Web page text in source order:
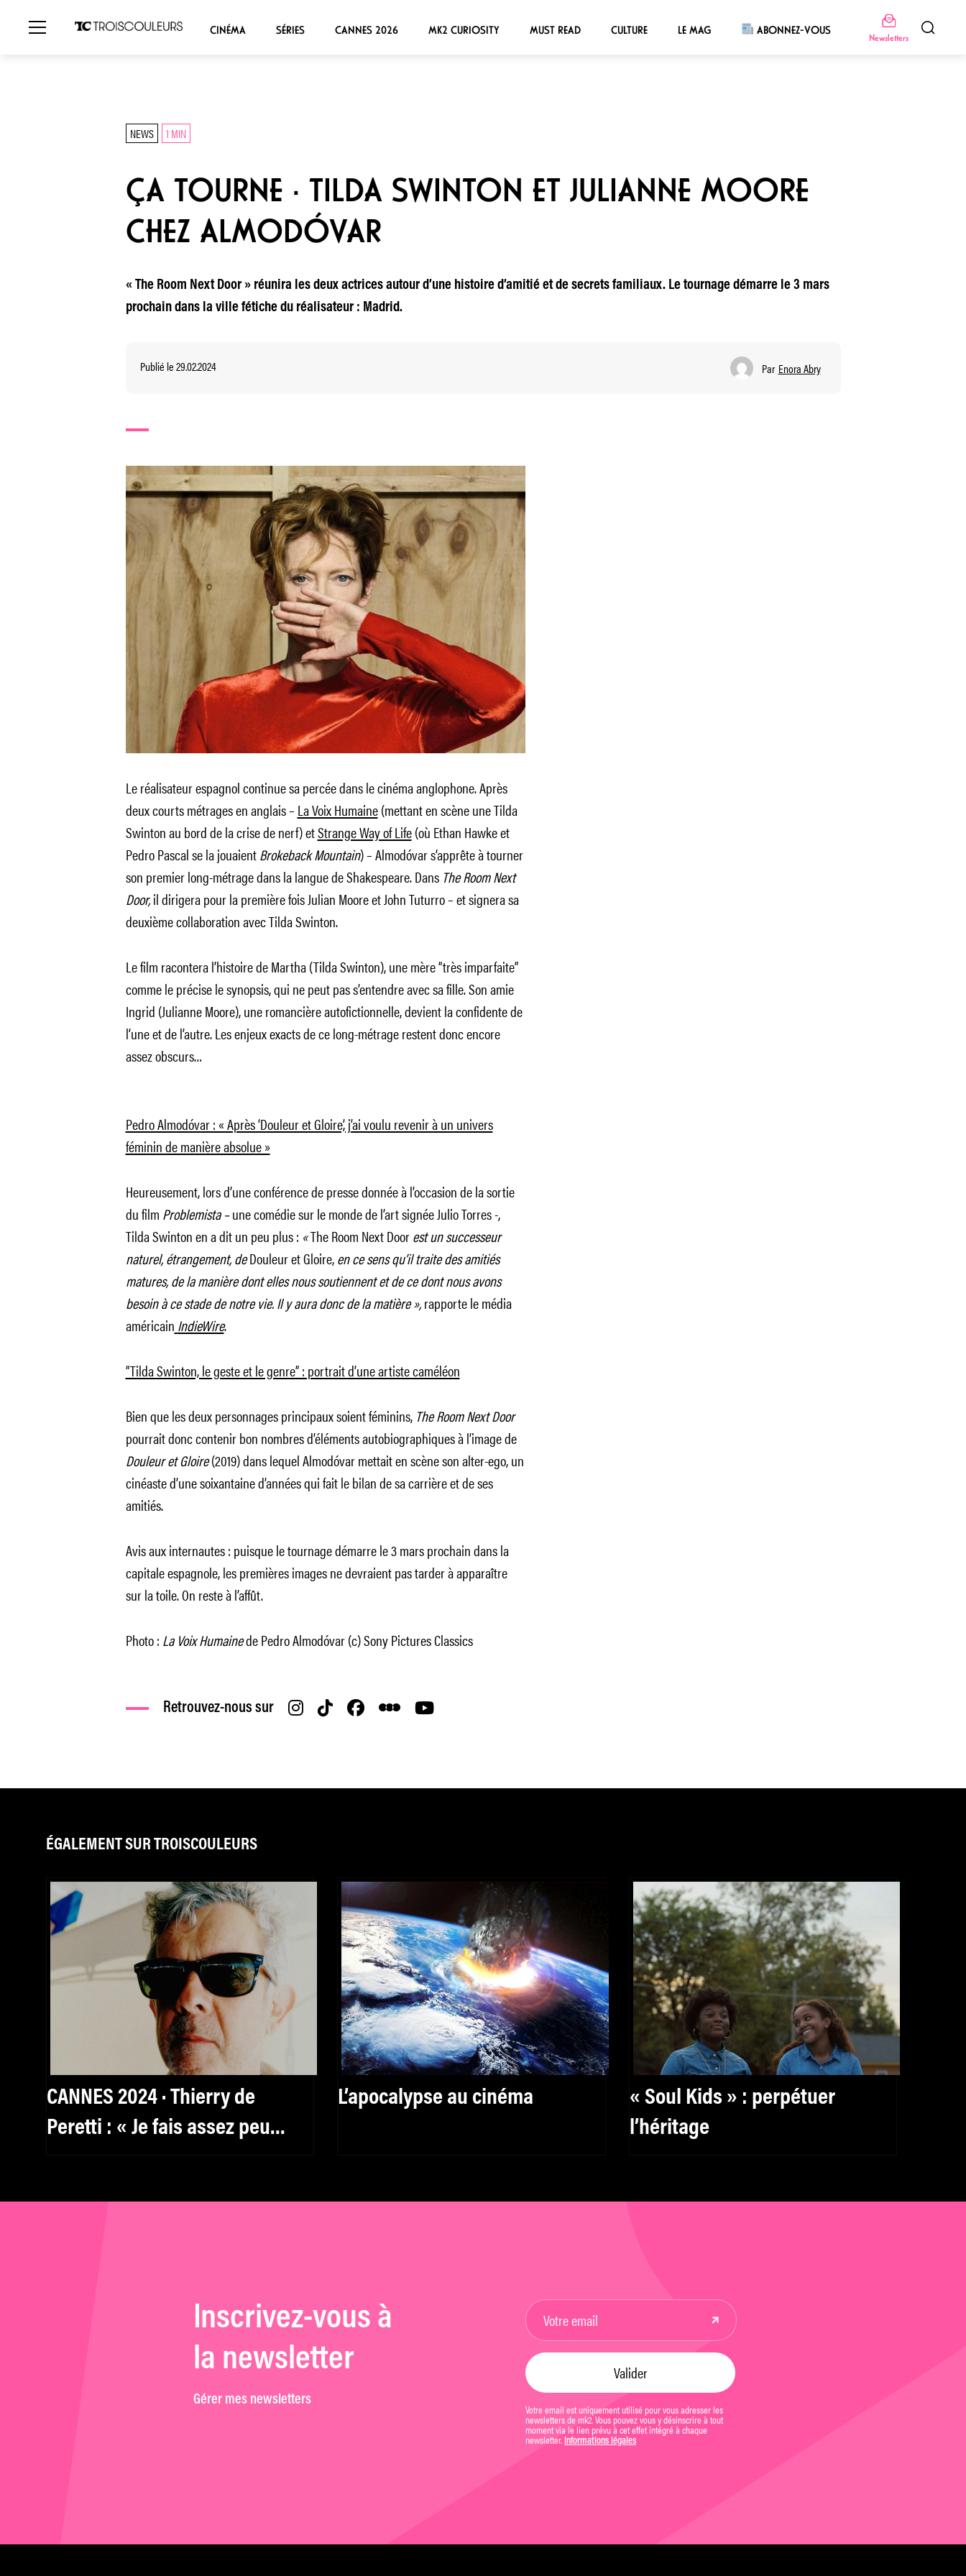
CINÉMA SÉRIES CANNES 2026 MK2 CURIOSITY MUST READ CULTURE LE MAG ABONNEZ-VOUS
Newsletters
NEWS 1 MIN
ÇA TOURNE · TILDA SWINTON ET JULIANNE MOORE
CHEZ ALMODÓVAR
« The Room Next Door » réunira les deux actrices autour d’une histoire d’amitié et de secrets familiaux. Le tournage démarre le 3 mars
prochain dans la ville fétiche du réalisateur : Madrid.
Publié le 29.02.2024 Par Enora Abry
Le réalisateur espagnol continue sa percée dans le cinéma anglophone. Après
deux courts métrages en anglais– La Voix Humaine(mettant en scène une Tilda
Swinton au bord de la crise de nerf)etStrange Way of Life(où Ethan Hawke et
Pedro Pascal se la jouaientBrokeback Mountain) – Almodóvar s’apprête à tourner
son premier long-métrage dans la langue de Shakespeare. Dans The Room Next
Door,il dirigera pour la première fois Julian Moore et John Tuturro – et signera sa
deuxième collaboration avec Tilda Swinton.
Le film racontera l’histoire de Martha (Tilda Swinton), une mère “très imparfaite”
comme le précise le synopsis, qui ne peut pas s’entendre avec sa fille. Son amie
Ingrid (Julianne Moore), une romancière autofictionnelle, devient la confidente de
l’une et de l’autre. Les enjeux exacts de ce long-métrage restent donc encore
assez obscurs…
Pedro Almodóvar : « Après ‘Douleur et Gloire’, j’ai voulu revenir à un univers
féminin de manière absolue »
Heureusement, lors d’une conférence de presse donnée à l’occasion de la sortie
du film Problemista –une comédie sur le monde de l’art signée Julio Torres -,
Tilda Swinton en a dit un peu plus : «The Room Next Doorest un successeur
naturel, étrangement, deDouleur et Gloire,en ce sens qu’il traite des amitiés
matures, de la manière dont elles nous soutiennent et de ce dont nous avons
besoin à ce stade de notre vie. Il y aura donc de la matière »,rapporte le média
américain IndieWire.
“Tilda Swinton, le geste et le genre” : portrait d’une artiste caméléon
Bien que les deux personnages principaux soient féminins,The Room Next Door
pourrait donc contenir bon nombres d’éléments autobiographiques à l’image de
Douleur et Gloire(2019) dans lequel Almodóvar mettait en scène son alter-ego, un
cinéaste d’une soixantaine d’années qui fait le bilan de sa carrière et de ses
amitiés.
Avis aux internautes : puisque le tournage démarre le 3 mars prochain dans la
capitale espagnole, les premières images ne devraient pas tarder à apparaître
sur la toile. On reste à l’affût.
Photo : La Voix Humainede Pedro Almodóvar (c) Sony Pictures Classics
Retrouvez-nous sur
ÉGALEMENT SUR TROISCOULEURS
CANNES 2024 · Thierry de
Peretti : « Je fais assez peu
L’apocalypse au cinéma
« Soul Kids » : perpétuer
l’héritage
Inscrivez-vous à
la newsletter
Gérer mes newsletters
Votre email est uniquement utilisé pour vous adresser les
newsletters de mk2. Vous pouvez vous y désinscrire à tout
moment via le lien prévu à cet effet intégré à chaque
newsletter. Informations légales